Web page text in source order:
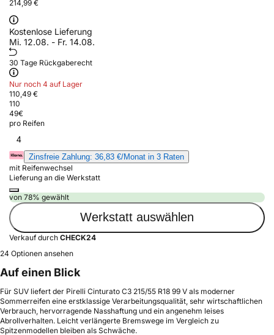
214,99 €
Kostenlose Lieferung
Mi. 12.08. - Fr. 14.08.
30 Tage Rückgaberecht
Nur noch 4 auf Lager
110,49 €
110
49€
pro Reifen
4
Zinsfreie Zahlung: 36,83 €/Monat in 3 Raten
mit Reifenwechsel
Lieferung an die Werkstatt
von 78% gewählt
Werkstatt auswählen
Verkauf durch CHECK24
24 Optionen ansehen
Auf einen Blick
Für SUV liefert der Pirelli Cinturato C3 215/55 R18 99 V als moderner
Sommerreifen eine erstklassige Verarbeitungsqualität, sehr wirtschaftlichen
Verbrauch, hervorragende Nasshaftung und ein angenehm leises
Abrollverhalten. Leicht verlängerte Bremswege im Vergleich zu
Spitzenmodellen bleiben als Schwäche.